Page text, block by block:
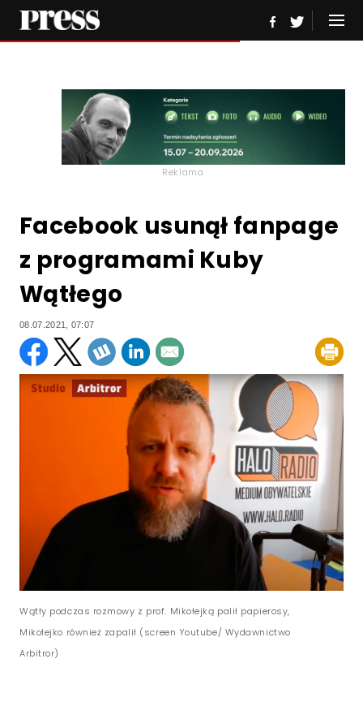
Reklama
Facebook usunął fanpage
z programami Kuby
Wątłego
08.07.2021, 07:07
Wątły podczas rozmowy z prof. Mikołejką palił papierosy,
Mikołejko również zapalił (screen Youtube/ Wydawnictwo
Arbitror)